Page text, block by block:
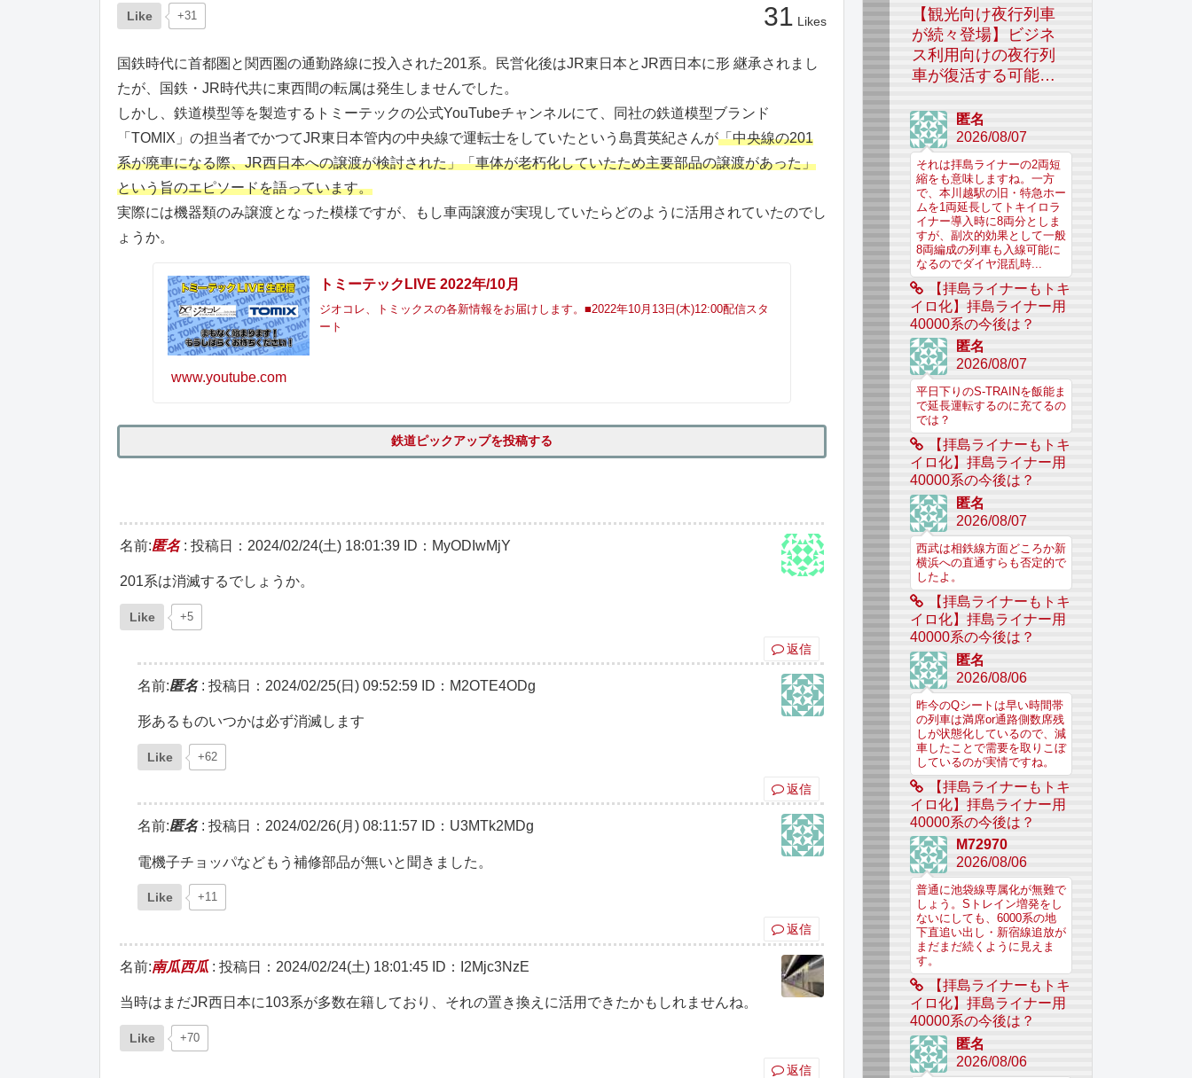
Like +31 31 Likes
国鉄時代に首都圏と関西圏の通勤路線に投入された201系。民営化後はJR東日本とJR西日本に形 継承されまし
たが、国鉄・JR時代共に東西間の転属は発生しませんでした。
しかし、鉄道模型等を製造するトミーテックの公式YouTubeチャンネルにて、同社の鉄道模型ブランド
「TOMIX」の担当者でかつてJR東日本管内の中央線で運転士をしていたという島貫英紀さんが「中央線の201
系が廃車になる際、JR西日本への譲渡が検討された」「車体が老朽化していたため主要部品の譲渡があった」
という旨のエピソードを語っています。
実際には機器類のみ譲渡となった模様ですが、もし車両譲渡が実現していたらどのように活用されていたのでし
ょうか。
トミーテックLIVE 2022年/10月
ジオコレ、トミックスの各新情報をお届けします。■2022年10月13日(木)12:00配信スタ
ート
www.youtube.com
鉄道ピックアップを投稿する
名前:匿名: 投稿日：2024/02/24(土) 18:01:39 ID：MyODIwMjY
201系は消滅するでしょうか。
Like +5
返信
名前:匿名: 投稿日：2024/02/25(日) 09:52:59 ID：M2OTE4ODg
形あるものいつかは必ず消滅します
Like +62
返信
名前:匿名: 投稿日：2024/02/26(月) 08:11:57 ID：U3MTk2MDg
電機子チョッパなどもう補修部品が無いと聞きました。
Like +11
返信
名前:南瓜西瓜 : 投稿日：2024/02/24(土) 18:01:45 ID：I2Mjc3NzE
当時はまだJR西日本に103系が多数在籍しており、それの置き換えに活用できたかもしれませんね。
Like +70
返信
【観光向け夜行列車
が続々登場】ビジネ
ス利用向けの夜行列
車が復活する可能性
匿名
2026/08/07
それは拝島ライナーの2両短
縮をも意味しますね。一方
で、本川越駅の旧・特急ホー
ムを1両延長してトキイロラ
イナー導入時に8両分としま
すが、副次的効果として一般
8両編成の列車も入線可能に
なるのでダイヤ混乱時...
【拝島ライナーもトキ
イロ化】拝島ライナー用
40000系の今後は？
匿名
2026/08/07
平日下りのS-TRAINを飯能ま
で延長運転するのに充てるの
では？
【拝島ライナーもトキ
イロ化】拝島ライナー用
40000系の今後は？
匿名
2026/08/07
西武は相鉄線方面どころか新
横浜への直通すらも否定的で
したよ。
【拝島ライナーもトキ
イロ化】拝島ライナー用
40000系の今後は？
匿名
2026/08/06
昨今のQシートは早い時間帯
の列車は満席or通路側数席残
しが状態化しているので、減
車したことで需要を取りこぼ
しているのが実情ですね。
【拝島ライナーもトキ
イロ化】拝島ライナー用
40000系の今後は？
M72970
2026/08/06
普通に池袋線専属化が無難で
しょう。Sトレイン増発をし
ないにしても、6000系の地
下直追い出し・新宿線追放が
まだまだ続くように見えま
す。
【拝島ライナーもトキ
イロ化】拝島ライナー用
40000系の今後は？
匿名
2026/08/06